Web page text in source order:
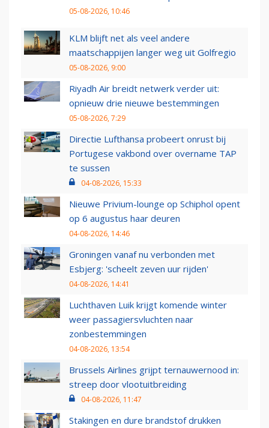
05-08-2026, 10:46
KLM blijft net als veel andere
maatschappijen langer weg uit Golfregio
05-08-2026, 9:00
Riyadh Air breidt netwerk verder uit:
opnieuw drie nieuwe bestemmingen
05-08-2026, 7:29
Directie Lufthansa probeert onrust bij
Portugese vakbond over overname TAP
te sussen
04-08-2026, 15:33
Nieuwe Privium-lounge op Schiphol opent
op 6 augustus haar deuren
04-08-2026, 14:46
Groningen vanaf nu verbonden met
Esbjerg: 'scheelt zeven uur rijden'
04-08-2026, 14:41
Luchthaven Luik krijgt komende winter
weer passagiersvluchten naar
zonbestemmingen
04-08-2026, 13:54
Brussels Airlines grijpt ternauwernood in:
streep door vlootuitbreiding
04-08-2026, 11:47
Stakingen en dure brandstof drukken